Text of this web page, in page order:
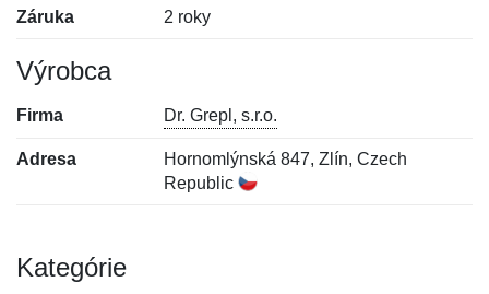
Záruka 2 roky
Výrobca
Firma Dr. Grepl, s.r.o.
Adresa
Hornomlýnská 847, Zlín, Czech
Republic
Kategórie